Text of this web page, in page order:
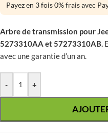
Payez en 3 fois 0% frais avec
Arbre de transmission pour
5273310AA et 57273310AB.
avec une garantie d’un an.
- +